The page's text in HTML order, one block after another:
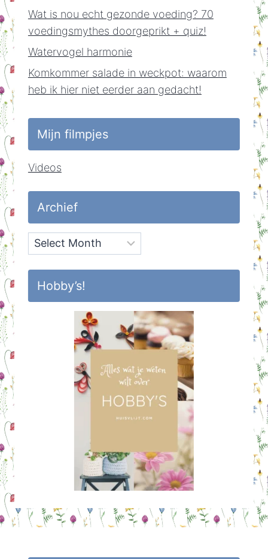
Wat is nou echt gezonde voeding? 70
voedingsmythes doorgeprikt + quiz!
Watervogel harmonie
Komkommer salade in weckpot: waarom
heb ik hier niet eerder aan gedacht!
Mijn filmpjes
Videos
Archief
Archief
Hobby’s!